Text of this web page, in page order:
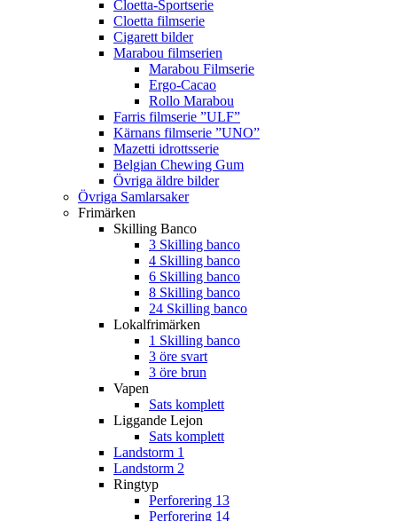
Cloetta-Sportserie
Cloetta filmserie
Cigarett bilder
Marabou filmserien
Marabou Filmserie
Ergo-Cacao
Rollo Marabou
Farris filmserie ”ULF”
Kärnans filmserie ”UNO”
Mazetti idrottsserie
Belgian Chewing Gum
Övriga äldre bilder
Övriga Samlarsaker
Frimärken
Skilling Banco
3 Skilling banco
4 Skilling banco
6 Skilling banco
8 Skilling banco
24 Skilling banco
Lokalfrimärken
1 Skilling banco
3 öre svart
3 öre brun
Vapen
Sats komplett
Liggande Lejon
Sats komplett
Landstorm 1
Landstorm 2
Ringtyp
Perforering 13
Perforering 14